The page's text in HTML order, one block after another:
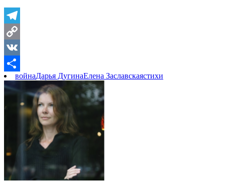
Telegram
Copy
Link
VK
Отправить
войнаДарья ДугинаЕлена Заславскаястихи